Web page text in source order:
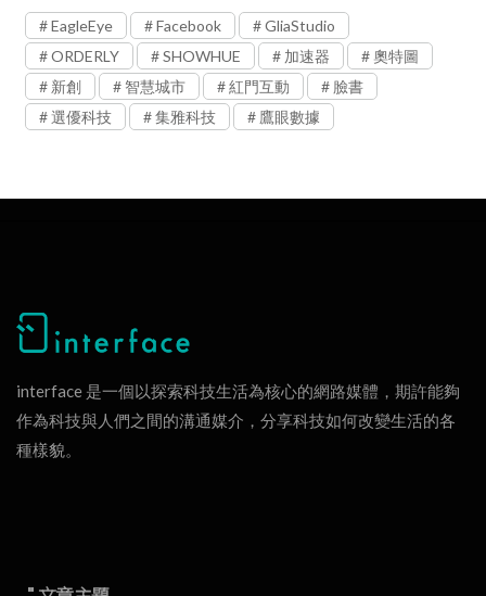
EagleEye Facebook
GliaStudio
ORDERLY
SHOWHUE 加速器
奧特圖
新創
智慧城市 紅門互動
臉書
選優科技
集雅科技 鷹眼數據
interface 是一個以探索科技生活為核心的網路媒體，期許能夠
作為科技與人們之間的溝通媒介，分享科技如何改變生活的各
種樣貌。